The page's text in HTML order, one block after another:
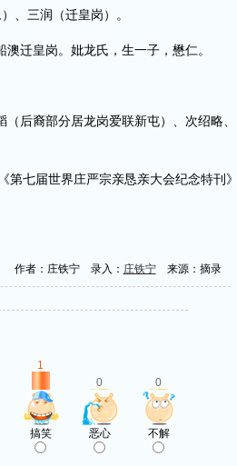
、三润（迁皇岗）。
迁皇岗。妣龙氏，生一子，懋仁。
后裔部分居龙岗爱联新屯）、次绍略、
第七届世界庄严宗亲恳亲大会纪念特刊》
作者：庄铁宁 录入： 庄铁宁来源：摘录
1
0
0
搞笑 恶心 不解